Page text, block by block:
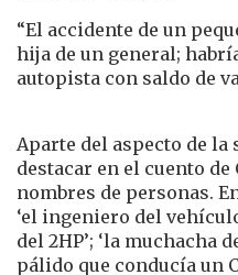
“El accidente de un
hija de un general;
autopista con saldo de
Aparte del aspecto de la
destacar en el cuento
nombres de personas.
‘el ingeniero del
del 2HP’; ‘la muchacha
pálido que conducía un